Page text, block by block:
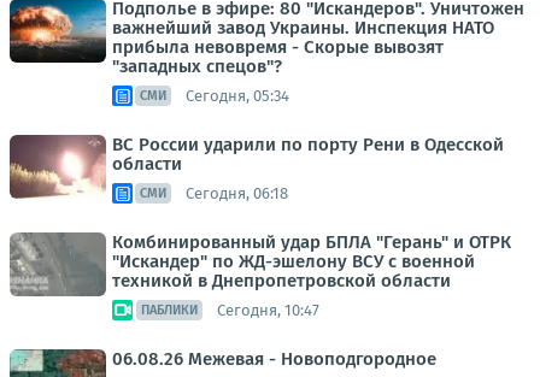
Подполье в эфире: 80 "Искандеров". Уничтожен
важнейший завод Украины. Инспекция НАТО
прибыла невовремя - Скорые вывозят
"западных спецов"?
СМИ Сегодня, 05:34
ВС России ударили по порту Рени в Одесской
области
СМИ Сегодня, 06:18
Комбинированный удар БПЛА "Герань" и ОТРК
"Искандер" по ЖД-эшелону ВСУ с военной
техникой в Днепропетровской области
ПАБЛИКИ Сегодня, 10:47
06.08.26 Межевая - Новоподгородное